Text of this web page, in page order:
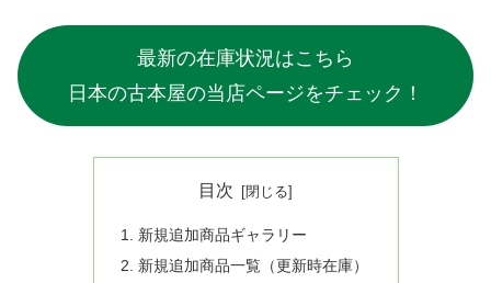
最新の在庫状況はこちら
日本の古本屋の当店ページをチェック！
目次
新規追加商品ギャラリー
新規追加商品一覧（更新時在庫）